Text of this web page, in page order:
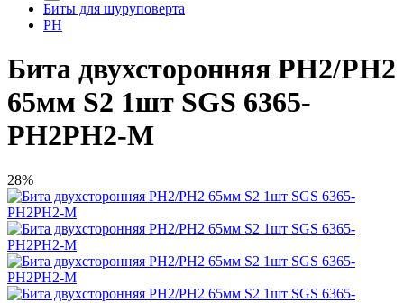
Биты для шуруповерта
PH
Бита двухсторонняя PH2/PН2
65мм S2 1шт SGS 6365-
PH2PH2-M
28%